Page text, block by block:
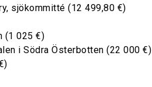
sjökommitté (12 499,80 €)
(1 025 €)
i Södra Österbotten (22 000 €)